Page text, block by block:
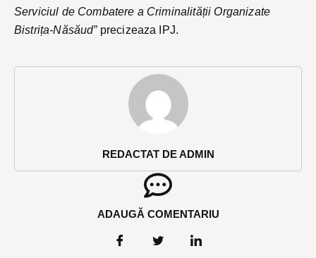
REDACTAT DE ADMIN
ADAUGĂ COMENTARIU
Serviciul de Combatere a Criminalității Organizate
Bistrița-Năsăud”precizeaza IPJ.